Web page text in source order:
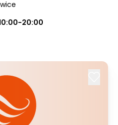
20:00